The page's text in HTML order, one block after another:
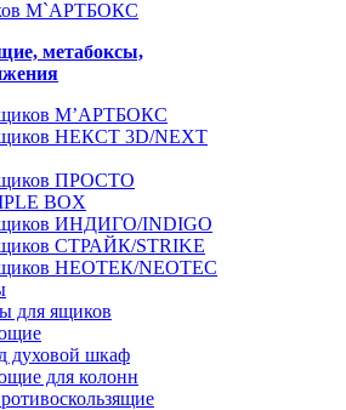
метабоксы,
М’АРТБОКС
НЕКСТ 3D/NEXT
ПРОСТО
BOX
ИНДИГО/INDIGO
СТРАЙК/STRIKE
НЕОТЕК/NEOTEC
для ящиков
духовой шкаф
для колонн